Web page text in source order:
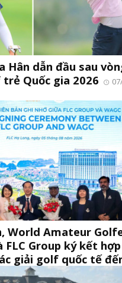
Hân dẫn đầu sau
Quốc gia 2026
World Amateur
FLC Group ký kết
giải golf quốc tế